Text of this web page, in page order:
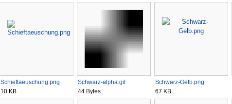
Schieftaeuschung.png
10 KB
Schwarz-alpha.gif
44 Bytes
Schwarz-Gelb.png
67 KB